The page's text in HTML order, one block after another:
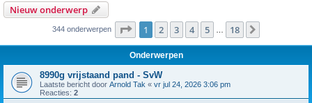
Nieuw onderwerp
344 onderwerpen Pagina van 18
1 2 3 4 5 18
Onderwerpen
8990g vrijstaand pand - SvW
Laatste bericht door Arnold Tak « vr jul 24, 2026 3:06 pm
Reacties: 2